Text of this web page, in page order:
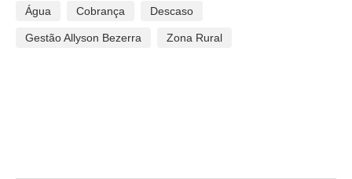
Água Cobrança Descaso
Gestão Allyson Bezerra Zona Rural